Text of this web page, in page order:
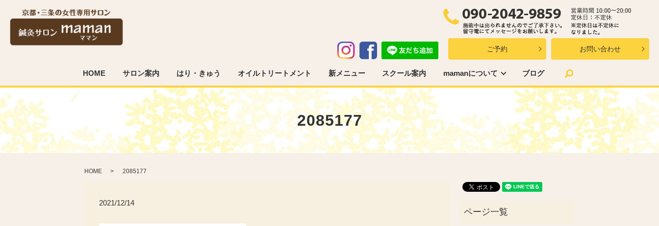
お問い合わせ
ご予約
HOME サロン案内 はり・きゅう オイルトリートメント 新メニュー スクール案内 mamanについて ブログ
2085177
HOME 2085177
2021/12/14